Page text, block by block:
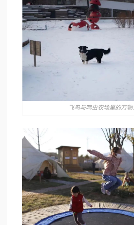
飞鸟与鸣虫农场里的万物